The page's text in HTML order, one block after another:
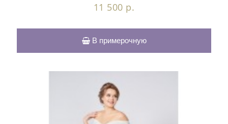
11 500 р.
В примерочную